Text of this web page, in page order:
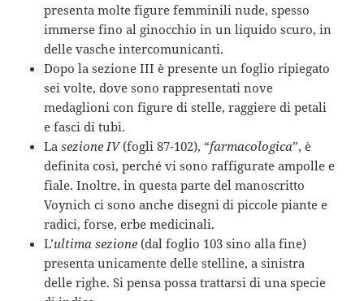
presenta molte figure femminili nude, spesso
immerse fino al ginocchio in un liquido scuro, in
delle vasche intercomunicanti.
Dopo la sezione III è presente un foglio ripiegato
sei volte, dove sono rappresentati nove
medaglioni con figure di stelle, raggiere di petali
e fasci di tubi.
Lasezione IV(fogli 87-102), “farmacologica”, è
definita così, perché vi sono raffigurate ampolle e
fiale. Inoltre, in questa parte del manoscritto
Voynich ci sono anche disegni di piccole piante e
radici, forse, erbe medicinali.
L’ultima sezione (dal foglio 103 sino alla fine)
presenta unicamente delle stelline, a sinistra
delle righe. Si pensa possa trattarsi di una specie